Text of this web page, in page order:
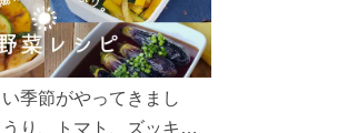
季節がやってきまし
り、トマト、ズッキー